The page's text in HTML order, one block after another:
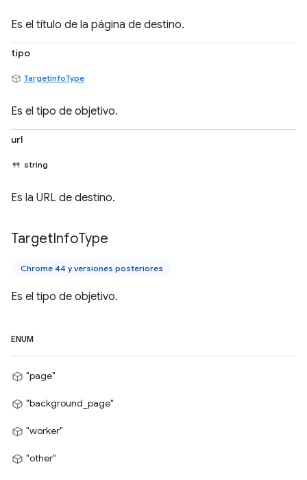
Es el título de la página de destino.
tipo
TargetInfoType
Es el tipo de objetivo.
url
string
Es la URL de destino.
TargetInfoType
Chrome 44 y versiones posteriores
Es el tipo de objetivo.
ENUM
"page"
"background_page"
"worker"
"other"